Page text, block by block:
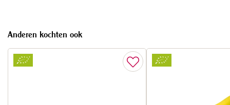
Anderen kochten ook